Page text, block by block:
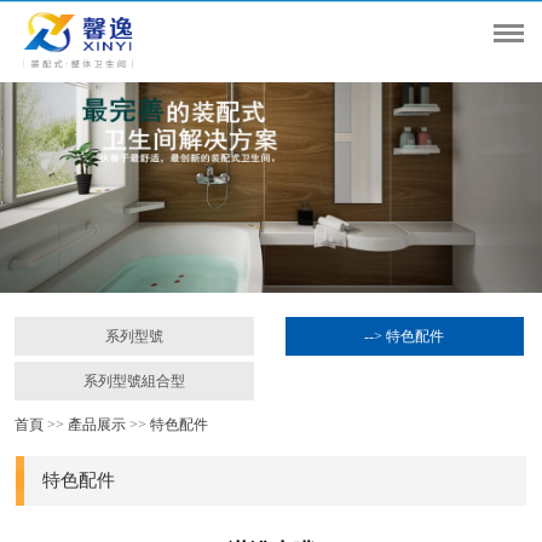
系列型號 --> 特色配件
系列型號組合型
首頁 >> 產品展示 >> 特色配件
特色配件